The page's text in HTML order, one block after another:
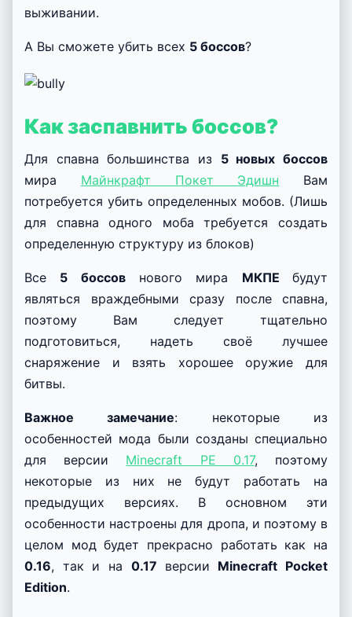
выживании.
А Вы сможете убить всех 5 боссов?
Как заспавнить боссов?
Для спавна большинства из 5 новых боссов
мира Майнкрафт Покет Эдишн Вам
потребуется убить определенных мобов. (Лишь
для спавна одного моба требуется создать
определенную структуру из блоков)
Все 5 боссовнового мира МКПЕбудут
являться враждебными сразу после спавна,
поэтому Вам следует тщательно
подготовиться, надеть своё лучшее
снаряжение и взять хорошее оружие для
битвы.
Важное замечание: некоторые из
особенностей мода были созданы специально
для версии Minecraft PE 0.17, поэтому
некоторые из них не будут работать на
предыдущих версиях. В основном эти
особенности настроены для дропа, и поэтому в
целом мод будет прекрасно работать как на
0.16, так и на 0.17 версии Minecraft Pocket
Edition.